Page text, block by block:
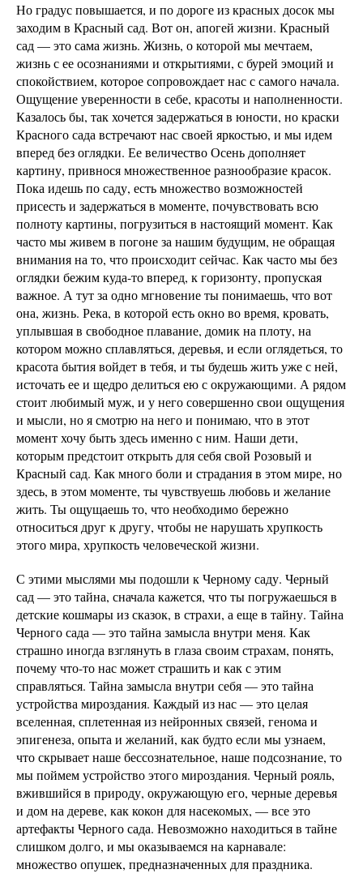
Но градус повышается, и по дороге из красных досок мы
заходим в Красный сад. Вот он, апогей жизни. Красный
сад — это сама жизнь. Жизнь, о которой мы мечтаем,
жизнь с ее осознаниями и открытиями, с бурей эмоций и
спокойствием, которое сопровождает нас с самого начала.
Ощущение уверенности в себе, красоты и наполненности.
Казалось бы, так хочется задержаться в юности, но краски
Красного сада встречают нас своей яркостью, и мы идем
вперед без оглядки. Ее величество Осень дополняет
картину, привнося множественное разнообразие красок.
Пока идешь по саду, есть множество возможностей
присесть и задержаться в моменте, почувствовать всю
полноту картины, погрузиться в настоящий момент. Как
часто мы живем в погоне за нашим будущим, не обращая
внимания на то, что происходит сейчас. Как часто мы без
оглядки бежим куда-то вперед, к горизонту, пропуская
важное. А тут за одно мгновение ты понимаешь, что вот
она, жизнь. Река, в которой есть окно во время, кровать,
уплывшая в свободное плавание, домик на плоту, на
котором можно сплавляться, деревья, и если оглядеться, то
красота бытия войдет в тебя, и ты будешь жить уже с ней,
источать ее и щедро делиться ею с окружающими. А рядом
стоит любимый муж, и у него совершенно свои ощущения
и мысли, но я смотрю на него и понимаю, что в этот
момент хочу быть здесь именно с ним. Наши дети,
которым предстоит открыть для себя свой Розовый и
Красный сад. Как много боли и страдания в этом мире, но
здесь, в этом моменте, ты чувствуешь любовь и желание
жить. Ты ощущаешь то, что необходимо бережно
относиться друг к другу, чтобы не нарушать хрупкость
этого мира, хрупкость человеческой жизни.
С этими мыслями мы подошли к Черному саду. Черный
сад — это тайна, сначала кажется, что ты погружаешься в
детские кошмары из сказок, в страхи, а еще в тайну. Тайна
Черного сада — это тайна замысла внутри меня. Как
страшно иногда взглянуть в глаза своим страхам, понять,
почему что-то нас может страшить и как с этим
справляться. Тайна замысла внутри себя — это тайна
устройства мироздания. Каждый из нас — это целая
вселенная, сплетенная из нейронных связей, генома и
эпигенеза, опыта и желаний, как будто если мы узнаем,
что скрывает наше бессознательное, наше подсознание, то
мы поймем устройство этого мироздания. Черный рояль,
вжившийся в природу, окружающую его, черные деревья
и дом на дереве, как кокон для насекомых, — все это
артефакты Черного сада. Невозможно находиться в тайне
слишком долго, и мы оказываемся на карнавале:
множество опушек, предназначенных для праздника.